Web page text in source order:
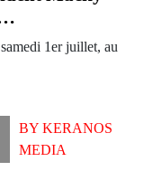
1er juillet, au
BYKERANOS
MEDIA